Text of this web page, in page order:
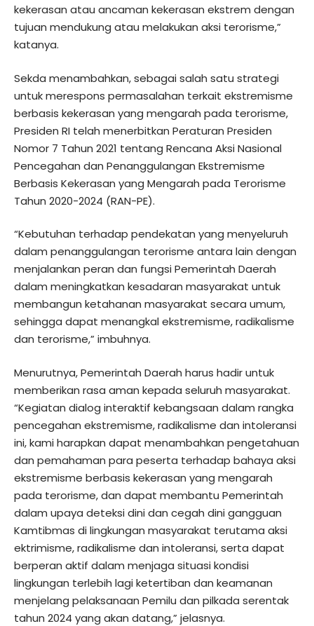
kekerasan atau ancaman kekerasan ekstrem dengan
tujuan mendukung atau melakukan aksi terorisme,”
katanya.
Sekda menambahkan, sebagai salah satu strategi
untuk merespons permasalahan terkait ekstremisme
berbasis kekerasan yang mengarah pada terorisme,
Presiden RI telah menerbitkan Peraturan Presiden
Nomor 7 Tahun 2021 tentang Rencana Aksi Nasional
Pencegahan dan Penanggulangan Ekstremisme
Berbasis Kekerasan yang Mengarah pada Terorisme
Tahun 2020-2024 (RAN-PE).
“Kebutuhan terhadap pendekatan yang menyeluruh
dalam penanggulangan terorisme antara lain dengan
menjalankan peran dan fungsi Pemerintah Daerah
dalam meningkatkan kesadaran masyarakat untuk
membangun ketahanan masyarakat secara umum,
sehingga dapat menangkal ekstremisme, radikalisme
dan terorisme,” imbuhnya.
Menurutnya, Pemerintah Daerah harus hadir untuk
memberikan rasa aman kepada seluruh masyarakat.
“Kegiatan dialog interaktif kebangsaan dalam rangka
pencegahan ekstremisme, radikalisme dan intoleransi
ini, kami harapkan dapat menambahkan pengetahuan
dan pemahaman para peserta terhadap bahaya aksi
ekstremisme berbasis kekerasan yang mengarah
pada terorisme, dan dapat membantu Pemerintah
dalam upaya deteksi dini dan cegah dini gangguan
Kamtibmas di lingkungan masyarakat terutama aksi
ektrimisme, radikalisme dan intoleransi, serta dapat
berperan aktif dalam menjaga situasi kondisi
lingkungan terlebih lagi ketertiban dan keamanan
menjelang pelaksanaan Pemilu dan pilkada serentak
tahun 2024 yang akan datang,” jelasnya.